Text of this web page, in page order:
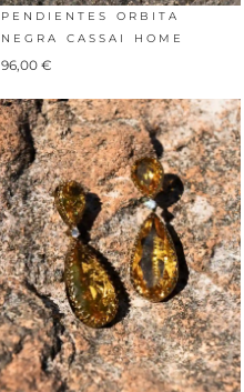
PENDIENTES ORBITA
NEGRA CASSAI HOME
96,00 €